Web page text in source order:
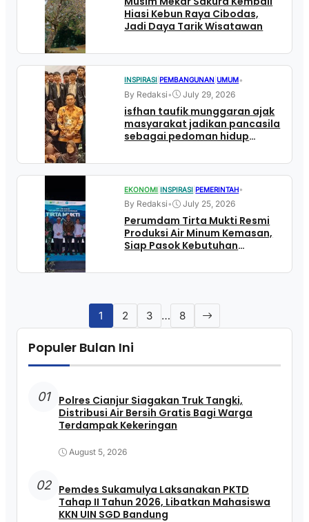
Hiasi Kebun Raya Cibodas,
Jadi Daya Tarik Wisatawan
INSPIRASI PEMBANGUNAN |UMUM•
By Redaksi• July 29, 2026
isfhan taufik munggaran ajak
masyarakat jadikan pancasila
sebagai pedoman hidup
EKONOMI |INSPIRASI |PEMERINTAH•
By Redaksi• July 25, 2026
Perumdam Tirta Mukti Resmi
Produksi Air Minum Kemasan,
Siap Pasok Kebutuhan
1 2 3 … 8
Populer Bulan Ini
01
Polres Cianjur Siagakan Truk Tangki,
Distribusi Air Bersih Gratis Bagi Warga
Terdampak Kekeringan
August 5, 2026
02 Pemdes Sukamulya Laksanakan PKTD
Tahap II Tahun 2026, Libatkan Mahasiswa
KKN UIN SGD Bandung